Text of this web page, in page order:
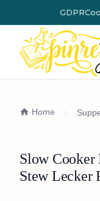
GDPR
Home
Slow Cooker
Stew Lecker